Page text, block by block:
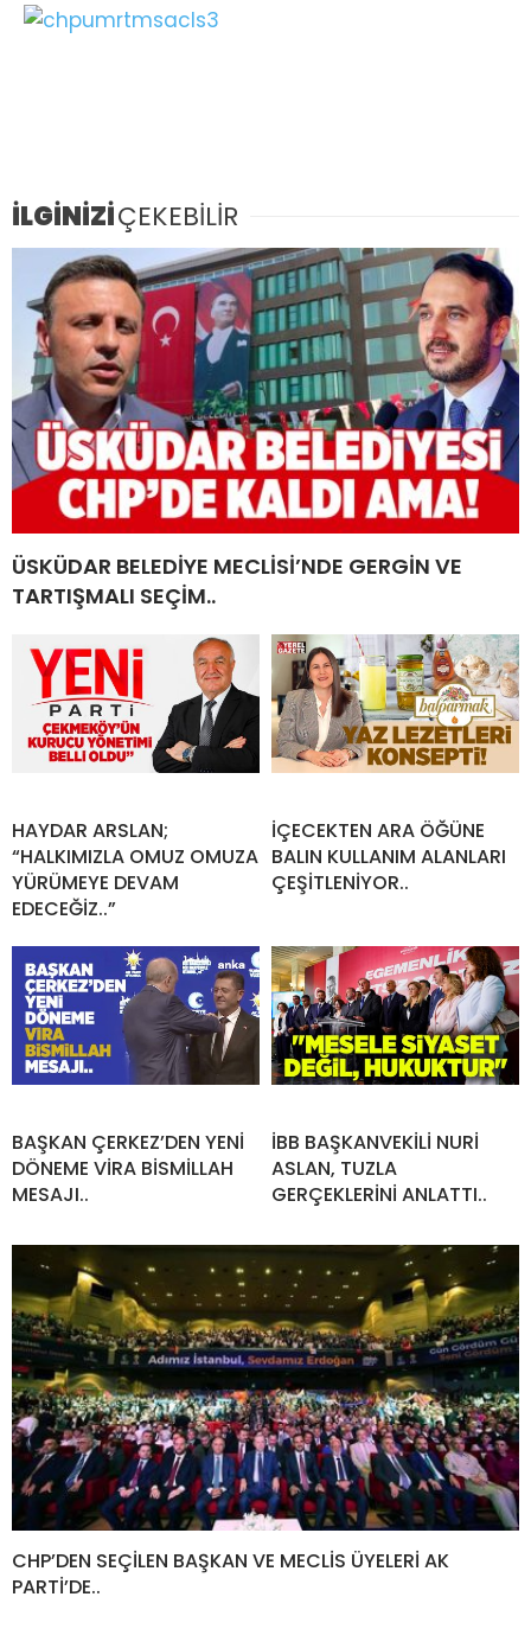
İLGİNİZİÇEKEBİLİR
ÜSKÜDAR BELEDİYE MECLİSİ’NDE GERGİN VE
TARTIŞMALI SEÇİM..
HAYDAR ARSLAN;
“HALKIMIZLA OMUZ OMUZA
YÜRÜMEYE DEVAM
EDECEĞİZ..”
İÇECEKTEN ARA ÖĞÜNE
BALIN KULLANIM ALANLARI
ÇEŞİTLENİYOR..
BAŞKAN ÇERKEZ’DEN YENİ
DÖNEME VİRA BİSMİLLAH
MESAJI..
İBB BAŞKANVEKİLİ NURİ
ASLAN, TUZLA
GERÇEKLERİNİ ANLATTI..
CHP’DEN SEÇİLEN BAŞKAN VE MECLİS ÜYELERİ AK
PARTİ’DE..